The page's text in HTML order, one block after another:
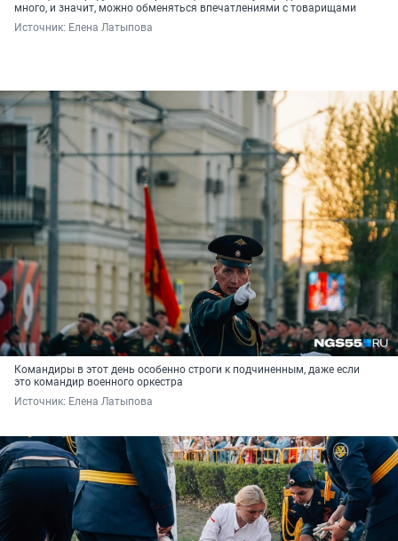
много, и значит, можно обменяться впечатлениями с товарищами
Источник: Елена Латыпова
Командиры в этот день особенно строги к подчиненным, даже если
это командир военного оркестра
Источник: Елена Латыпова